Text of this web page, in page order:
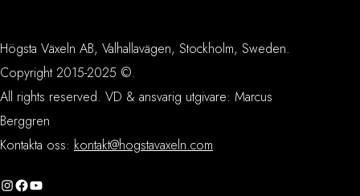
Högsta Växeln AB, Valhallavägen, Stockholm, Sweden.
Copyright 2015-2025 ©.
All rights reserved. VD & ansvarig utgivare: Marcus
Berggren
Kontakta oss: kontakt@hogstavaxeln.com
InstagramFacebook YouTube